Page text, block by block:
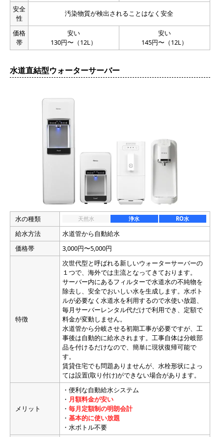
ナトリウム
カリウム
バナジウム
7.9㎍（100mlあたり）
中硬水
アルカリ性 中性
1,264円
88円
送料
0円
配送エリア
北海道,青森県,岩手県,宮城県,秋田県,山形県,福島県,茨城
県,栃木県,群馬県,埼玉県,千葉県,東京都,神奈川県,新潟
県,富山県,石川県,福井県,山梨県,長野県,岐阜県,静岡県,
愛知県,三重県,滋賀県,京都府,大阪府,兵庫県,奈良県,和歌
山県,鳥取県,島根県,岡山県,広島県,山口県,徳島県,香川
県,愛媛県,高知県,福岡県,佐賀県,長崎県,熊本県,大分県,
宮崎県,鹿児島県
20
7.7
0.56mg（100mlあたり）
マグネシウム
0.12mg（100mlあたり）
0.19mg（100mlあたり）
0.06mg（100mlあたり）
天然水
安全
性
汚染物質が検出されることはなく安全
価格
帯
安い
130円〜（12L）
安い
145円〜（12L）
水道直結型ウォーターサーバー
水の種類 天然水 浄水 RO水
給水方法
水道管から自動給水
価格帯
3,000円〜5,000円
特徴
次世代型と呼ばれる新しいウォーターサーバーの
１つで、海外では主流となってきております。
サーバー内にあるフィルターで水道水の不純物を
除去し、安全でおいしい水を生成します。水ボト
ルが必要なく水道水を利用するので水使い放題、
毎月サーバーレンタル代だけで利用でき、定額で
料金が変動しません。
水道管から分岐させる初期工事が必要ですが、工
事後は自動的に給水されます。工事自体は分岐部
品を付けるだけなので、簡単に現状復帰可能で
す。
賃貸住宅でも問題ありませんが、水栓形状によっ
ては設置(取り付け)ができない場合があります。
メリット
・便利な自動給水システム
・ 月額料金が安い
・ 毎月定額制の明朗会計
・ 基本的に使い放題
・水ボトル不要